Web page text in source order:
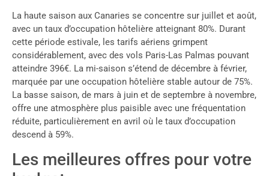
La haute saison aux Canaries se concentre sur juillet et août,
avec un taux d’occupation hôtelière atteignant 80%. Durant
cette période estivale, les tarifs aériens grimpent
considérablement, avec des vols Paris-Las Palmas pouvant
atteindre 396€. La mi-saison s’étend de décembre à février,
marquée par une occupation hôtelière stable autour de 75%.
La basse saison, de mars à juin et de septembre à novembre,
offre une atmosphère plus paisible avec une fréquentation
réduite, particulièrement en avril où le taux d’occupation
descend à 59%.
Les meilleures offres pour votre